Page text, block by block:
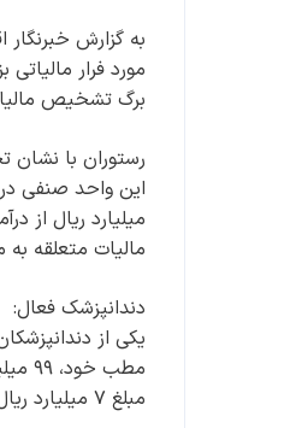
به گزارش
برگ تشخیص
رستوران با نشان
مالیات متعلقه به مبلغ ۸.۳ میلیارد تومان پس از طی فرآیند قانونی مطالبه شده
دندانپزشک فعال:
مبلغ ۷ میلیارد ریال از طریق برگ تشخیص متمم صادر و مطالبه شده است.